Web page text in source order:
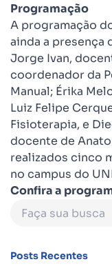
Programação
A programação
ainda a presença
Jorge Ivan,
coordenador da
Manual; Érika
Luiz Felipe
Fisioterapia, e
docente de
realizados cinco
no campus do
Confira a
Posts Recentes